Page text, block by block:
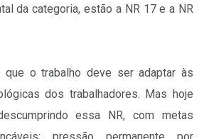
da categoria, estão a NR 17 e a NR
que o trabalho deve ser adaptar às
dos trabalhadores. Mas hoje
essa NR, com metas